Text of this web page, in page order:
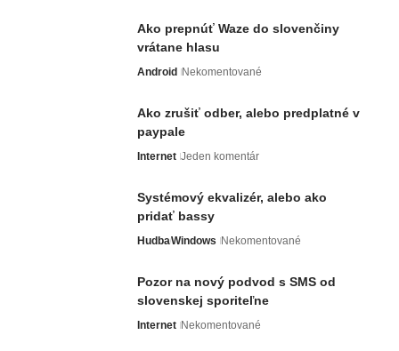
Ako prepnúť Waze do slovenčiny
vrátane hlasu
Android Nekomentované
Ako zrušiť odber, alebo predplatné v
paypale
Internet Jeden komentár
Systémový ekvalizér, alebo ako
pridať bassy
HudbaWindows Nekomentované
Pozor na nový podvod s SMS od
slovenskej sporiteľne
Internet Nekomentované